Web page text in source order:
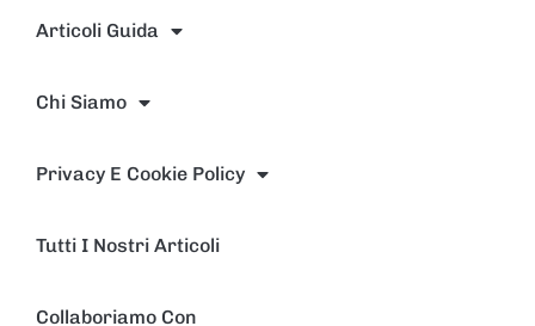
Articoli Guida
Chi Siamo
Privacy E Cookie Policy
Tutti I Nostri Articoli
Collaboriamo Con